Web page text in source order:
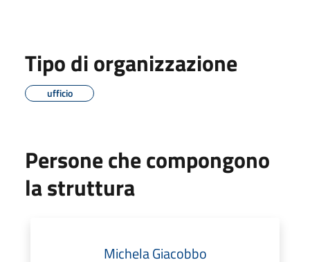
Tipo di organizzazione
ufficio
Persone che compongono
la struttura
Michela Giacobbo